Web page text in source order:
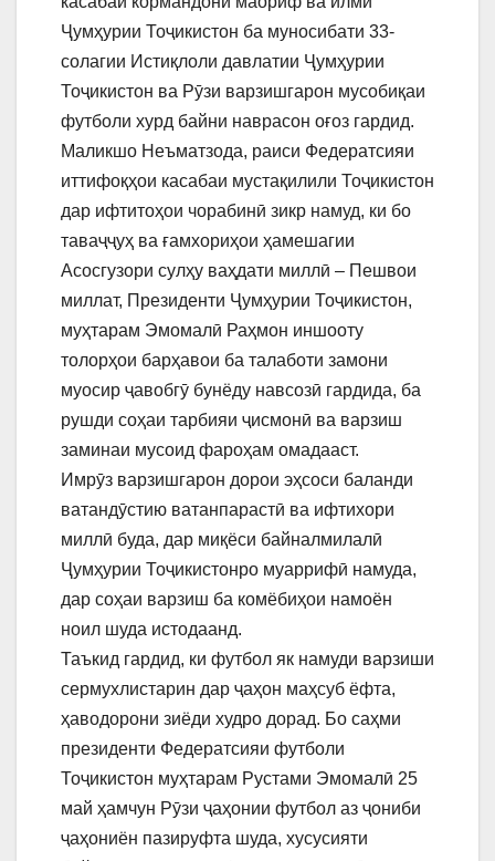
Ҷумҳурии Тоҷикистон ба муносибати 33-
солагии Истиқлоли давлатии Ҷумҳурии
Тоҷикистон ва Рӯзи варзишгарон мусобиқаи
футболи хурд байни наврасон оғоз гардид.
Маликшо Неъматзода, раиси Федератсияи
иттифоқҳои касабаи мустақилили Тоҷикистон
дар ифтитоҳои чорабинӣ зикр намуд, ки бо
таваҷҷуҳ ва ғамхориҳои ҳамешагии
Асосгузори сулҳу ваҳдати миллӣ – Пешвои
миллат, Президенти Ҷумҳурии Тоҷикистон,
муҳтарам Эмомалӣ Раҳмон иншооту
толорҳои барҳавои ба талаботи замони
муосир ҷавобгӯ бунёду навсозӣ гардида, ба
рушди соҳаи тарбияи ҷисмонӣ ва варзиш
заминаи мусоид фароҳам омадааст.
Имрӯз варзишгарон дорои эҳсоси баланди
ватандӯстию ватанпарастӣ ва ифтихори
миллӣ буда, дар миқёси байналмилалӣ
Ҷумҳурии Тоҷикистонро муаррифӣ намуда,
дар соҳаи варзиш ба комёбиҳои намоён
ноил шуда истодаанд.
Таъкид гардид, ки футбол як намуди варзиши
сермухлистарин дар ҷаҳон маҳсуб ёфта,
ҳаводорони зиёди худро дорад. Бо саҳми
президенти Федератсияи футболи
Тоҷикистон муҳтарам Рустами Эмомалӣ 25
май ҳамчун Рӯзи ҷаҳонии футбол аз ҷониби
ҷаҳониён пазируфта шуда, хусусияти